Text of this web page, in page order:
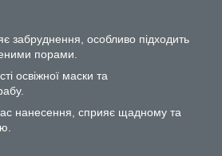
забруднення, особливо підходить
порами.
освіжної маски та
нанесення, сприяє щадному та